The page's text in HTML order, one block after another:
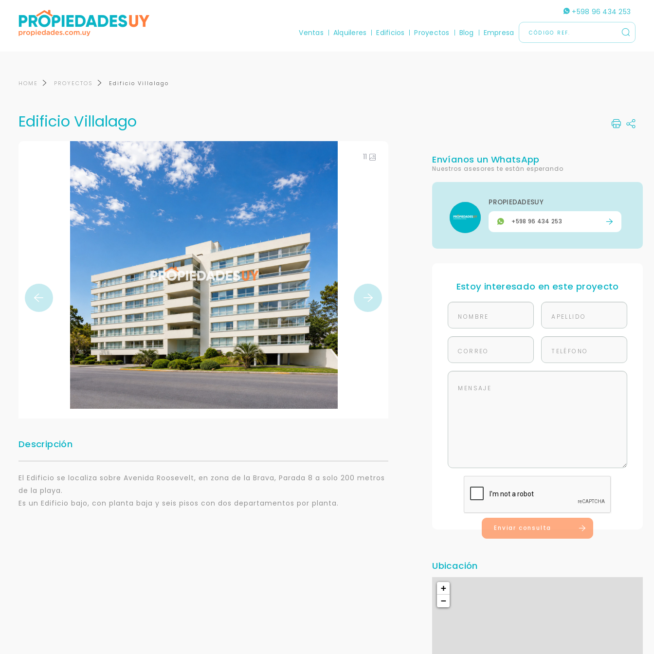
+598 96 434 253
Ventas Alquileres Edificios Proyectos Blog Empresa
HOME PROYECTOS Edificio Villalago
Edificio Villalago
11
Descripción
El Edificio se localiza sobre Avenida Roosevelt, en zona de la Brava, Parada 8 a solo 200 metros
de la playa.
Es un Edificio bajo, con planta baja y seis pisos con dos departamentos por planta.
Envíanos un WhatsApp
Nuestros asesores te están esperando
PROPIEDADESUY
+598 96 434 253
Estoy interesado en este proyecto
Enviar consulta
Ubicación
+
−